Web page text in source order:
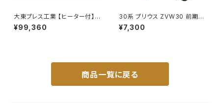
大東プレス工業 【ヒーター付】ハ
イウェイミラー リモコン+ヒータ
ー付 DI-6021CXE
¥99,360
30系 プリウス ZVW30 前期
純正 タイプ フォグランプ ユニッ
ト バルブ 配線 スイッチ H11 左
¥7,300
商品一覧に戻る